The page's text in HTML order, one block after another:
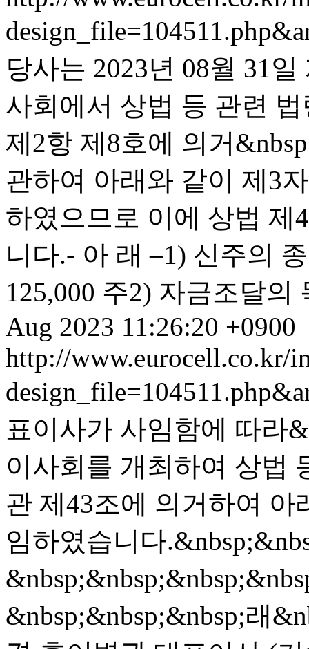
당사는 2023년 08월 31
사회에서 상법 등 관련
제2항 제8호에 의거
관하여 아래와 같이 제3
하였으므로 이에 상법 제
니다.- 아 래 –1) 신주의
125,000 주2) 자금조달의
Aug 2023 11:26:20 +0900
http://www.eurocell.co.kr/
표이사가 사임함에 따라
이사회를 개최하여 상법
관 제43조에 의거하여
임하였습니다
&nbsp;&nbsp;&nbsp;래